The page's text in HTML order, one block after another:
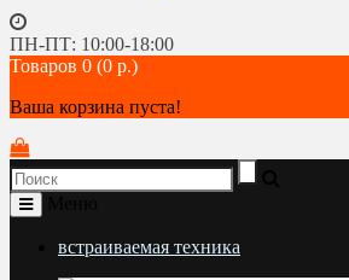
ПН-ПТ: 10:00-18:00
Товаров 0 (0 р.)
Ваша корзина пуста!
встраиваемая техника